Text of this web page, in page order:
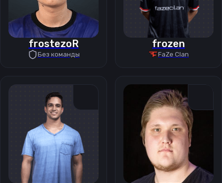
frostezoR
Без команды
frozen
FaZe Clan